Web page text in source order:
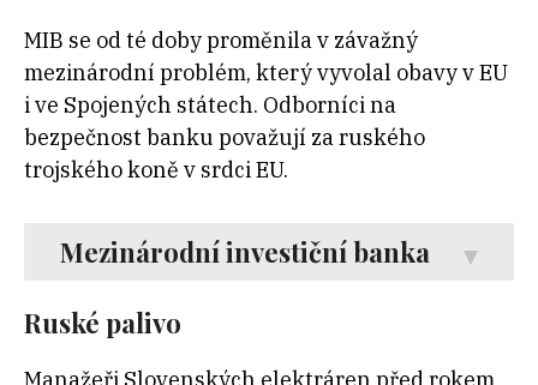
MIB se od té doby proměnila v závažný
mezinárodní problém, který vyvolal obavy v EU
i ve Spojených státech. Odborníci na
bezpečnost banku považují za ruského
trojského koně v srdci EU.
Mezinárodní investiční banka
Ruské palivo